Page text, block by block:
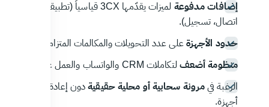
إضافات مدفوعة
لميزات يقدّمها 3CX قياسياً (تطبيقات، مركز
اتصال، تسجيل).
حدود الأجهزة على عدد التحويلات والمكالمات المتزامنة.
منظومة أضعف لتكاملات CRM والواتساب والعمل عن بُعد.
الرغبة في مرونة سحابية أو محلية حقيقيةدون إعادة شراء
أجهزة.